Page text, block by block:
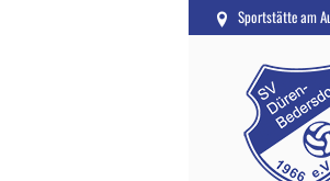
Sportstätte am